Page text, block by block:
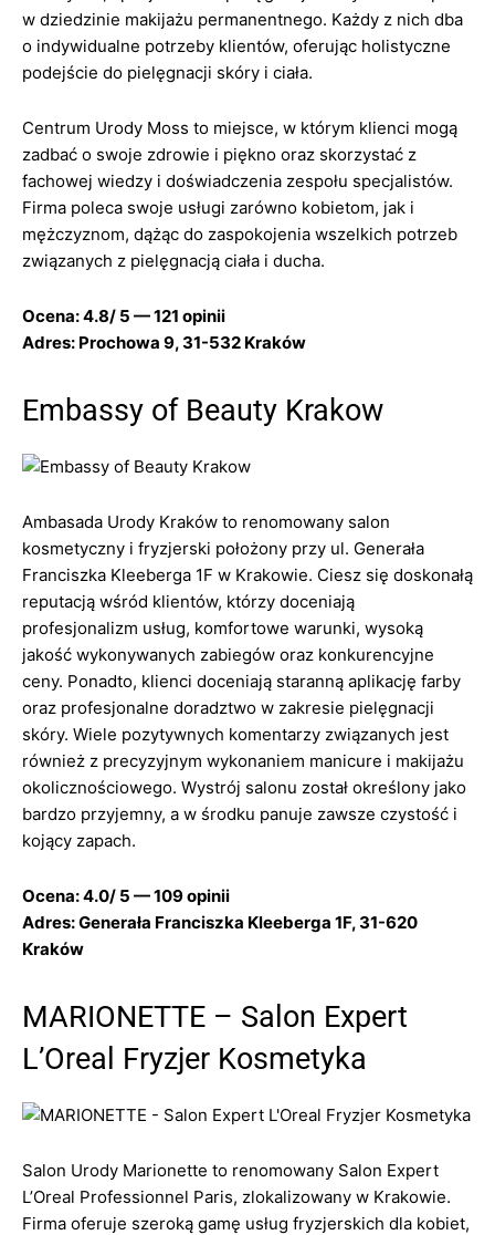
w dziedzinie makijażu permanentnego. Każdy z nich dba
o indywidualne potrzeby klientów, oferując holistyczne
podejście do pielęgnacji skóry i ciała.
Centrum Urody Moss to miejsce, w którym klienci mogą
zadbać o swoje zdrowie i piękno oraz skorzystać z
fachowej wiedzy i doświadczenia zespołu specjalistów.
Firma poleca swoje usługi zarówno kobietom, jak i
mężczyznom, dążąc do zaspokojenia wszelkich potrzeb
związanych z pielęgnacją ciała i ducha.
Ocena: 4.8/ 5 — 121 opinii
Adres: Prochowa 9, 31-532 Kraków
Embassy of Beauty Krakow
Ambasada Urody Kraków to renomowany salon
kosmetyczny i fryzjerski położony przy ul. Generała
Franciszka Kleeberga 1F w Krakowie. Ciesz się doskonałą
reputacją wśród klientów, którzy doceniają
profesjonalizm usług, komfortowe warunki, wysoką
jakość wykonywanych zabiegów oraz konkurencyjne
ceny. Ponadto, klienci doceniają staranną aplikację farby
oraz profesjonalne doradztwo w zakresie pielęgnacji
skóry. Wiele pozytywnych komentarzy związanych jest
również z precyzyjnym wykonaniem manicure i makijażu
okolicznościowego. Wystrój salonu został określony jako
bardzo przyjemny, a w środku panuje zawsze czystość i
kojący zapach.
Ocena: 4.0/ 5 — 109 opinii
Adres: Generała Franciszka Kleeberga 1F, 31-620
Kraków
MARIONETTE – Salon Expert
L’Oreal Fryzjer Kosmetyka
Salon Urody Marionette to renomowany Salon Expert
L’Oreal Professionnel Paris, zlokalizowany w Krakowie.
Firma oferuje szeroką gamę usług fryzjerskich dla kobiet,